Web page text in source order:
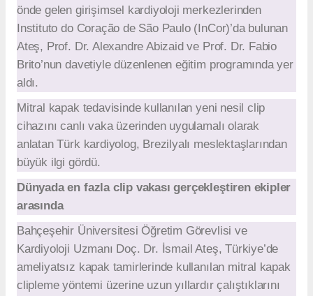
önde gelen girişimsel kardiyoloji merkezlerinden
Instituto do Coração de São Paulo (InCor)’da bulunan
Ateş, Prof. Dr. Alexandre Abizaid ve Prof. Dr. Fabio
Brito’nun davetiyle düzenlenen eğitim programında yer
aldı.
Mitral kapak tedavisinde kullanılan yeni nesil clip
cihazını canlı vaka üzerinden uygulamalı olarak
anlatan Türk kardiyolog, Brezilyalı meslektaşlarından
büyük ilgi gördü.
Dünyada en fazla clip vakası gerçekleştiren ekipler
arasında
Bahçeşehir Üniversitesi Öğretim Görevlisi ve
Kardiyoloji Uzmanı Doç. Dr. İsmail Ateş, Türkiye’de
ameliyatsız kapak tamirlerinde kullanılan mitral kapak
clipleme yöntemi üzerine uzun yıllardır çalıştıklarını